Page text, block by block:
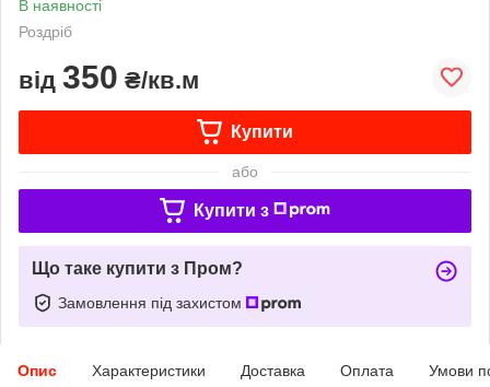
В наявності
Роздріб
від 350 ₴/кв.м
Купити
або
Купити з
Що таке купити з Пром?
Замовлення під захистом
Опис Характеристики Доставка Оплата Умови